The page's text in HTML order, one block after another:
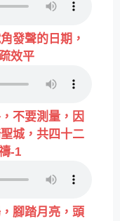
發聲的日期，
效平
不要測量，因
城，共四十二
-1
腳踏月亮，頭